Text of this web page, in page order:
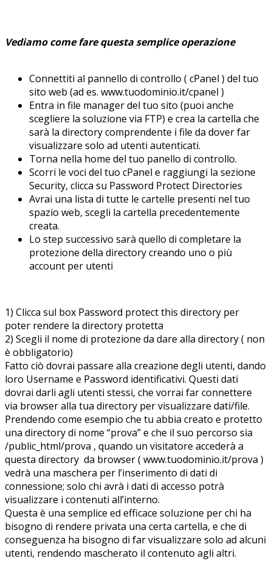
Vediamo come fare questa semplice operazione
Connettiti al pannello di controllo ( cPanel ) del tuo
sito web (ad es. www.tuodominio.it/cpanel )
Entra in file manager del tuo sito (puoi anche
scegliere la soluzione via FTP) e crea la cartella che
sarà la directory comprendente i file da dover far
visualizzare solo ad utenti autenticati.
Torna nella home del tuo panello di controllo.
Scorri le voci del tuo cPanel e raggiungi la sezione
Security, clicca su Password Protect Directories
Avrai una lista di tutte le cartelle presenti nel tuo
spazio web, scegli la cartella precedentemente
creata.
Lo step successivo sarà quello di completare la
protezione della directory creando uno o più
account per utenti
1) Clicca sul box Password protect this directory per
poter rendere la directory protetta
2) Scegli il nome di protezione da dare alla directory ( non
è obbligatorio)
Fatto ciò dovrai passare alla creazione degli utenti, dando
loro Username e Password identificativi. Questi dati
dovrai darli agli utenti stessi, che vorrai far connettere
via browser alla tua directory per visualizzare dati/file.
Prendendo come esempio che tu abbia creato e protetto
una directory di nome “prova” e che il suo percorso sia
/public_html/prova , quando un visitatore accederà a
questa directory da browser ( www.tuodominio.it/prova )
vedrà una maschera per l’inserimento di dati di
connessione; solo chi avrà i dati di accesso potrà
visualizzare i contenuti all’interno.
Questa è una semplice ed efficace soluzione per chi ha
bisogno di rendere privata una certa cartella, e che di
conseguenza ha bisogno di far visualizzare solo ad alcuni
utenti, rendendo mascherato il contenuto agli altri.